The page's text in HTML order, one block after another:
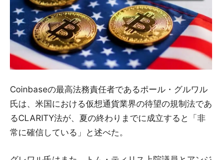
Coinbaseの最高法務責任者であるポール・グルワル
氏は、米国における仮想通貨業界の待望の規制法であ
るCLARITY法が、夏の終わりまでに成立すると「非
常に確信している」と述べた。